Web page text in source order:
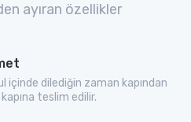
ayıran özellikler
içinde dilediğin zaman kapından
teslim edilir.